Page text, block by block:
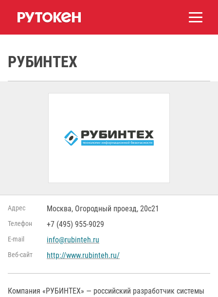
РУБИНТЕХ
Адрес Москва, Огородный проезд, 20c21
Телефон +7 (495) 955-9029
Е-mail info@rubinteh.ru
Веб-сайт http://www.rubinteh.ru/
Компания «РУБИНТЕХ» — российский разработчик системы